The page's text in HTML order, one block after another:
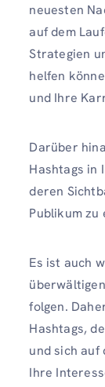
neuesten
auf dem
Strategien
helfen
und Ihre
Darüber
Hashtags in
deren
Publikum zu
Es ist auch
folgen.
Hashtags,
und sich
Ihre